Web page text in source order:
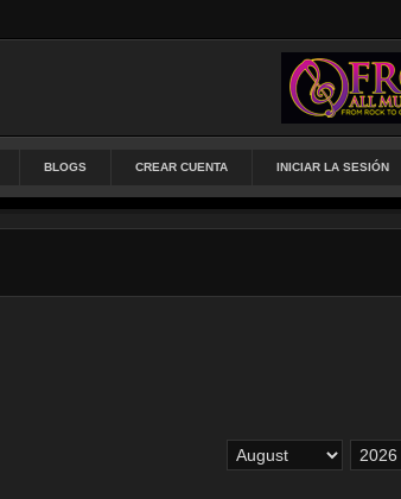
BLOGS CREAR CUENTA INICIAR LA SESIÓN